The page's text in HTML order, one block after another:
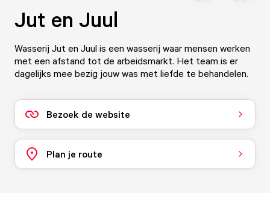
Jut en Juul
Wasserij Jut en Juul is een wasserij waar mensen werken
met een afstand tot de arbeidsmarkt. Het team is er
dagelijks mee bezig jouw was met liefde te behandelen.
Bezoek de website
Plan je route